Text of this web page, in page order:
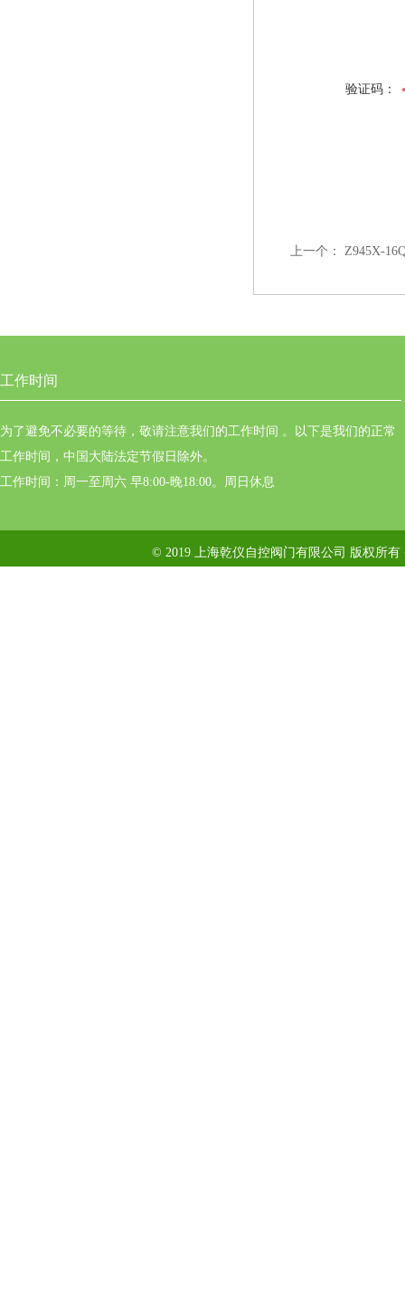
验证码：
上一个： Z945X-
工作时间
为了避免不必要的等待，敬请注意我们的工作时间 。以下是我们的正常
工作时间，中国大陆法定节假日除外。
工作时间：周一至周六 早8:00-晚18:00。周日休息
© 2019 上海乾仪自控阀门有限公司 版权所有